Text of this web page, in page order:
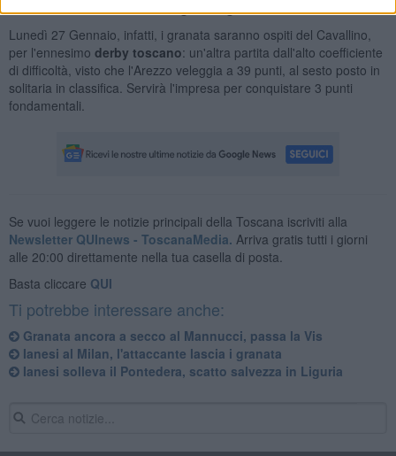
Lunedì 27 Gennaio, infatti, i granata saranno ospiti del Cavallino,
per l'ennesimo derby toscano: un'altra partita dall'alto coefficiente
di difficoltà, visto che l'Arezzo veleggia a 39 punti, al sesto posto in
solitaria in classifica. Servirà l'impresa per conquistare 3 punti
fondamentali.
Se vuoi leggere le notizie principali della Toscana iscriviti alla
Newsletter QUInews - ToscanaMedia. Arriva gratis tutti i giorni
alle 20:00 direttamente nella tua casella di posta.
Basta cliccare QUI
Ti potrebbe interessare anche:
Granata ancora a secco al Mannucci, passa la Vis
Ianesi al Milan, l'attaccante lascia i granata
Ianesi solleva il Pontedera, scatto salvezza in Liguria